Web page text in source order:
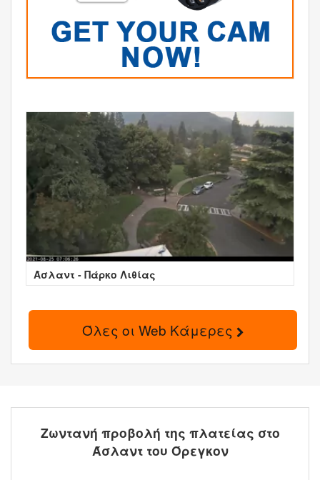
Άσλαντ - Πάρκο Λιθίας
Όλες οι Web Κάμερες
Ζωντανή προβολή της πλατείας στο
Άσλαντ του Όρεγκον